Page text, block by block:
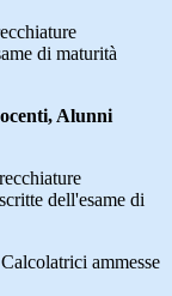
di maturità
Alunni
dell'esame di
ammesse